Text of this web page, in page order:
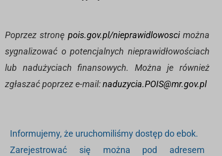
Poprzez stronę pois.gov.pl/nieprawidlowoscimożna
sygnalizować o potencjalnych nieprawidłowościach
lub nadużyciach finansowych. Można je również
zgłaszać poprzez e-mail:naduzycia.POIS@mr.gov.pl
Informujemy, że uruchomiliśmy dostęp do ebok.
Zarejestrować się można pod adresem